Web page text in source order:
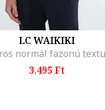
LC WAIKIKI
3.495 Ft